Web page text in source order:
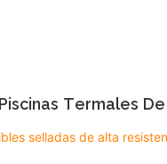
Termales